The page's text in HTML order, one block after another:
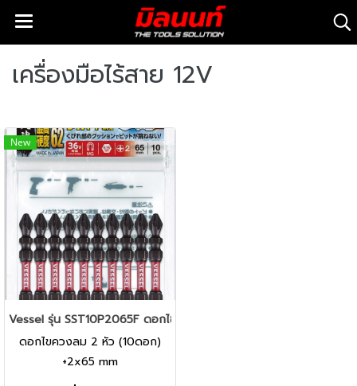
เครื่องมือไร้สาย 12V
New
Vessel รุ่น SST10P2065F ดอกไขควงลม 2 หัว PH2 x 65mm.
ดอกไขควงลม 2 หัว (10ดอก)
+2x65 mm